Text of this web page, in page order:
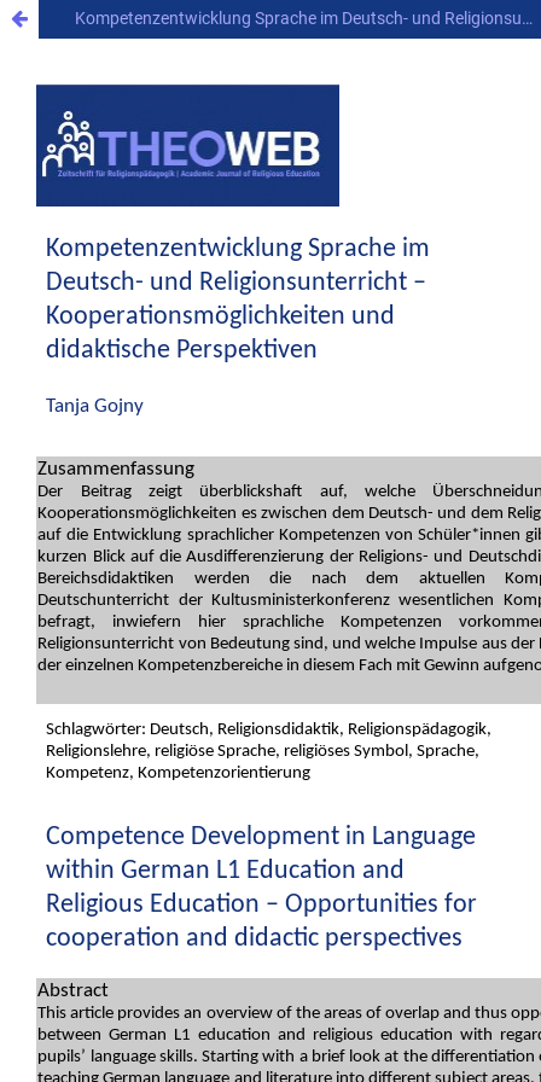
Kompetenzentwicklung Sprache im Deutsch- und Religionsunterricht – Kooperationsmöglichkeiten und didaktische Perspektiven